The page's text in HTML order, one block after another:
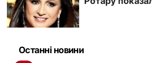
Останні новини